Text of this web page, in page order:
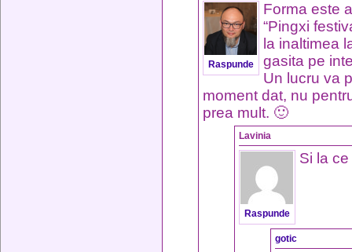
Raspunde
Forma este
“Pingxi
la inaltimea
gasita pe
Un lucru va
moment dat, nu
prea mult. 🙂
Lavinia
Raspunde
Si la
gotic